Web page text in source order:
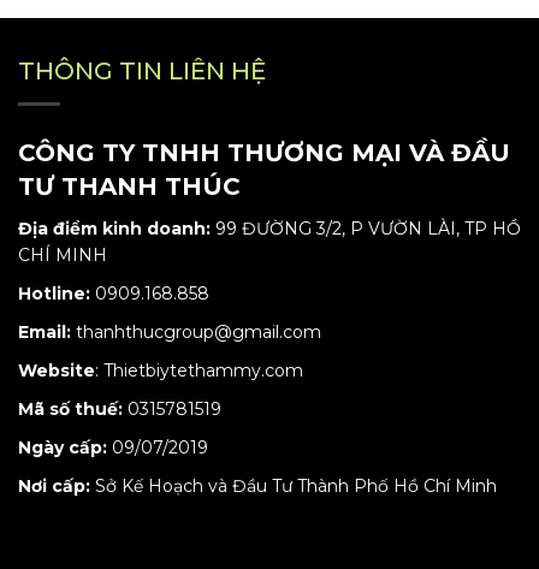
THÔNG TIN LIÊN HỆ
CÔNG TY TNHH THƯƠNG MẠI VÀ ĐẦU
TƯ THANH THÚC
Địa điểm kinh doanh: 99 ĐƯỜNG 3/2, P VƯỜN LÀI, TP HỒ
CHÍ MINH
Hotline: 0909.168.858
Email: thanhthucgroup@gmail.com
Website: Thietbiytethammy.com
Mã số thuế: 0315781519
Ngày cấp: 09/07/2019
Nơi cấp: Sở Kế Hoạch và Đầu Tư Thành Phố Hồ Chí Minh